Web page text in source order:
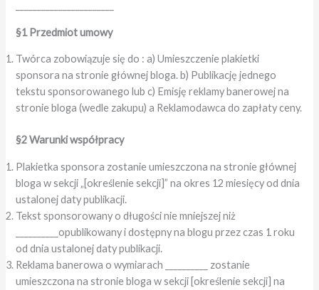
§1 Przedmiot umowy
Twórca zobowiązuje się do : a) Umieszczenie plakietki
sponsora na stronie głównej bloga. b) Publikację jednego
tekstu sponsorowanego lub c) Emisję reklamy banerowej na
stronie bloga (wedle zakupu) a Reklamodawca do zapłaty ceny.
§2 Warunki współpracy
Plakietka sponsora zostanie umieszczona na stronie głównej
bloga w sekcji „[określenie sekcji]” na okres 12 miesięcy od dnia
ustalonej daty publikacji.
Tekst sponsorowany o długości nie mniejszej niż
__________opublikowany i dostępny na blogu przez czas 1 roku
od dnia ustalonej daty publikacji.
Reklama banerowa o wymiarach __________ zostanie
umieszczona na stronie bloga w sekcji [określenie sekcji] na